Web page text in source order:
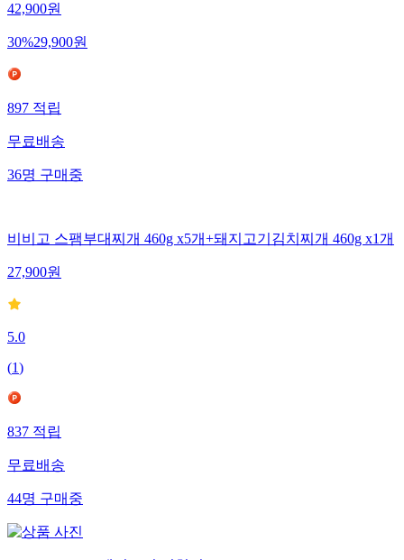
42,900원
30%29,900원
897 적립
무료배송
36명 구매중
비비고 스팸부대찌개 460g x5개+돼지고기김치찌개 460g x1개
27,900원
5.0
(1)
837적립
무료배송
44명구매중